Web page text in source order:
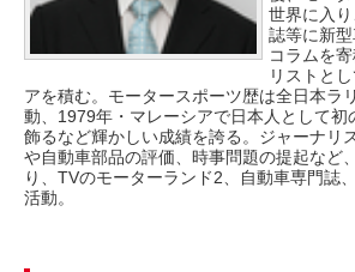
世界に入
誌等に新
コラムを
リストと
アを積む。モータースポーツ歴は全日本ラ
動、1979年・マレーシアで日本人として初
飾るなど輝かしい成績を誇る。ジャーナリ
や自動車部品の評価、時事問題の提起など
り、TVのモーターランド2、自動車専門誌
活動。